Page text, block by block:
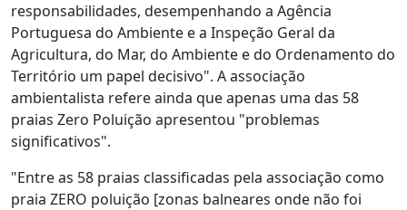
responsabilidades, desempenhando a Agência
Portuguesa do Ambiente e a Inspeção Geral da
Agricultura, do Mar, do Ambiente e do Ordenamento do
Território um papel decisivo". A associação
ambientalista refere ainda que apenas uma das 58
praias Zero Poluição apresentou "problemas
significativos".
"Entre as 58 praias classificadas pela associação como
praia ZERO poluição [zonas balneares onde não foi